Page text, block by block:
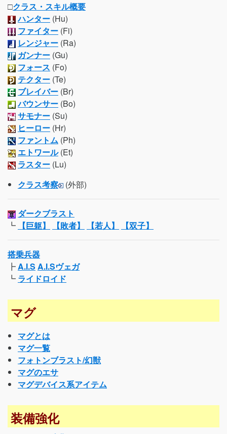
□クラス・スキル概要
ハンター (Hu)
ファイター (Fi)
レンジャー (Ra)
ガンナー (Gu)
フォース (Fo)
テクター (Te)
ブレイバー (Br)
バウンサー (Bo)
サモナー (Su)
ヒーロー (Hr)
ファントム (Ph)
エトワール(Et)
ラスター (Lu)
クラス考察
(外部)
ダークブラスト
┗
【巨躯】 【敗者】 【若人】 【双子】
搭乗兵器
┣A.I.S A.I.Sヴェガ
┗ ライドロイド
マグ
マグとは
マグ一覧
フォトンブラスト/幻獣
マグのエサ
マグデバイス系アイテム
装備強化